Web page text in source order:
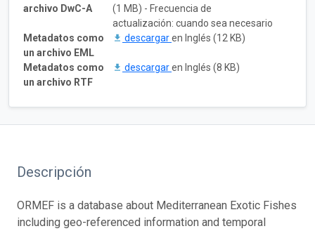
archivo DwC-A
(1 MB) - Frecuencia de
actualización: cuando sea necesario
Metadatos como
un archivo EML
descargaren Inglés (12 KB)
Metadatos como
un archivo RTF
descargaren Inglés (8 KB)
Descripción
ORMEF is a database about Mediterranean Exotic Fishes
including geo-referenced information and temporal